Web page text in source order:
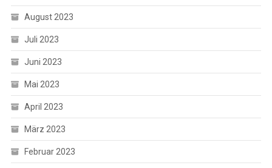
August 2023
Juli 2023
Juni 2023
Mai 2023
April 2023
März 2023
Februar 2023